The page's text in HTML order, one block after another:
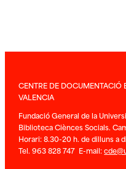
CENTRE DE DOCUMENTACIÓ
VALENCIA
Fundació General de la
Biblioteca Ciènces Socials.
Horari: 8.30-20 h. de dilluns a
Tel. 963 828 747 E-mail: